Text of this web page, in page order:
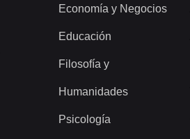
Economía y Negocios
Educación
Filosofía y
Humanidades
Psicología